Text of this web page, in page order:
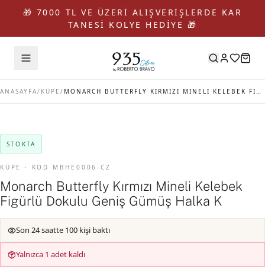
🎁 7000 TL VE ÜZERİ ALIŞVERİŞLERDE KAR
TANESİ KOLYE HEDİYE 🎁
ANASAYFA/ KÜPE / MONARCH BUTTERFLY KIRMIZI MINELI KELEBEK FIGÜRLÜ DOKULU GENIŞ GÜMÜŞ HALKA K
STOKTA
KÜPE · KOD MBHE0006-CZ
Monarch Butterfly Kırmızı Mineli Kelebek
Figürlü Dokulu Geniş Gümüş Halka K
Son 24 saatte 100 kişi baktı
Yalnızca 1 adet kaldı